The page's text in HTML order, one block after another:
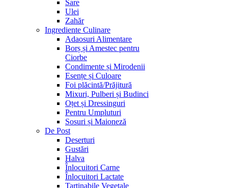
Sare
Ulei
Zahăr
Ingrediente Culinare
Adaosuri Alimentare
Borș și Amestec pentru
Ciorbe
Condimente și Mirodenii
Esențe și Culoare
Foi plăcintă/Prăjitură
Mixuri, Pulberi și Budinci
Oțet și Dressinguri
Pentru Umpluturi
Sosuri și Maioneză
De Post
Deserturi
Gustări
Halva
Înlocuitori Carne
Înlocuitori Lactate
Tartinabile Vegetale